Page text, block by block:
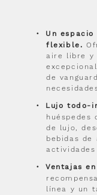
Un
flexible.
aire libre y
de
Lujo todo-
de lujo,
bebidas de
Ventajas
línea y un